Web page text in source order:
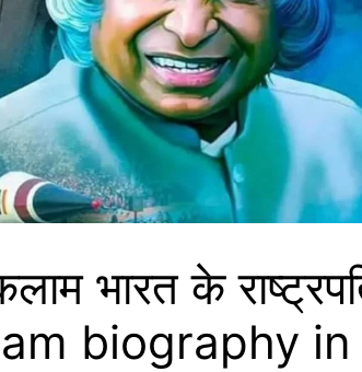
भारत के
biography